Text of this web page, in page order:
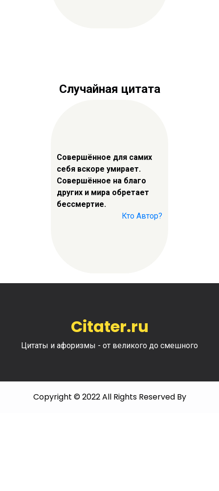
Случайная цитата
Совершённое для самих
себя вскоре умирает.
Совершённое на благо
других и мира обретает
бессмертие.
Кто Автор?
Citater.ru
Цитаты и афоризмы - от великого до смешного
Copyright © 2022 All Rights Reserved By